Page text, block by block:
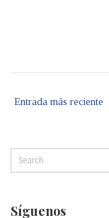
Entrada más reciente
Síguenos